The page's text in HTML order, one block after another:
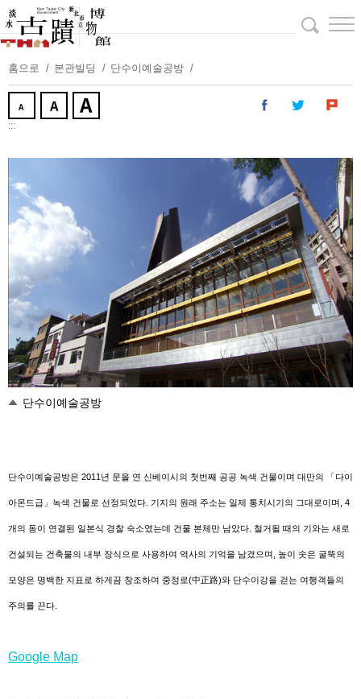
주
요
내
용
보
홈으로 본관빌딩 단수이예술공방
:::
단수이예술공방
단수이예술공방은 2011년 문을 연 신베이시의 첫번째 공공 녹색 건물이며 대만의 「다이
아몬드급」녹색 건물로 선정되었다. 기지의 원래 주소는 일제 통치시기의 그대로이며, 4
개의 동이 연결된 일본식 경찰 숙소였는데 건물 본체만 남았다. 철거될 때의 기와는 새로
건설되는 건축물의 내부 장식으로 사용하여 역사의 기억을 남겼으며, 높이 솟은 굴뚝의
모양은 명백한 지표로 하게끔 창조하여 중정로(中正路)와 단수이강을 걷는 여행객들의
주의를 끈다.
Google Map